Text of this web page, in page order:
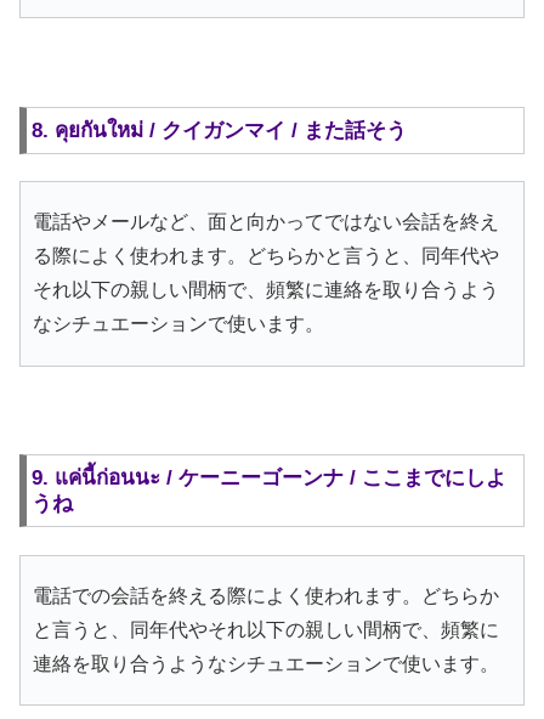
8. คุยกันใหม่ / クイガンマイ / また話そう
電話やメールなど、面と向かってではない会話を終え
る際によく使われます。どちらかと言うと、同年代や
それ以下の親しい間柄で、頻繁に連絡を取り合うよう
なシチュエーションで使います。
9. แค่นี้ก่อนนะ / ケーニーゴーンナ / ここまでにしよ
うね
電話での会話を終える際によく使われます。どちらか
と言うと、同年代やそれ以下の親しい間柄で、頻繁に
連絡を取り合うようなシチュエーションで使います。